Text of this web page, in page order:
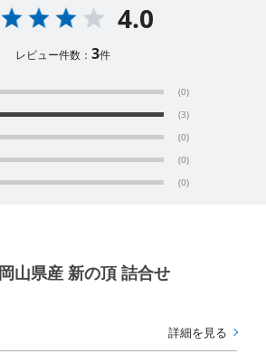
4.0
レビュー件数：3件
(0)
(3)
(0)
(0)
(0)
岡山県産 新の頂 詰合せ
詳細を見る